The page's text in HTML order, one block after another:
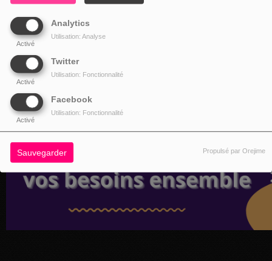
Analytics
Activé
Utilisation: Analyse
Twitter
Activé
Utilisation: Fonctionnalité
Facebook
Activé
Utilisation: Fonctionnalité
Sauvegarder Propulsé par Orejime